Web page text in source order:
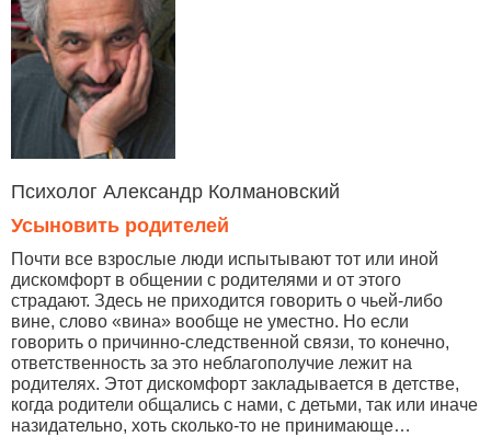
Психолог Александр Колмановский
Усыновить родителей
Почти все взрослые люди испытывают тот или иной
дискомфорт в общении с родителями и от этого
страдают. Здесь не приходится говорить о чьей-либо
вине, слово «вина» вообще не уместно. Но если
говорить о причинно-следственной связи, то конечно,
ответственность за это неблагополучие лежит на
родителях. Этот дискомфорт закладывается в детстве,
когда родители общались с нами, с детьми, так или иначе
назидательно, хоть сколько-то не принимающе…